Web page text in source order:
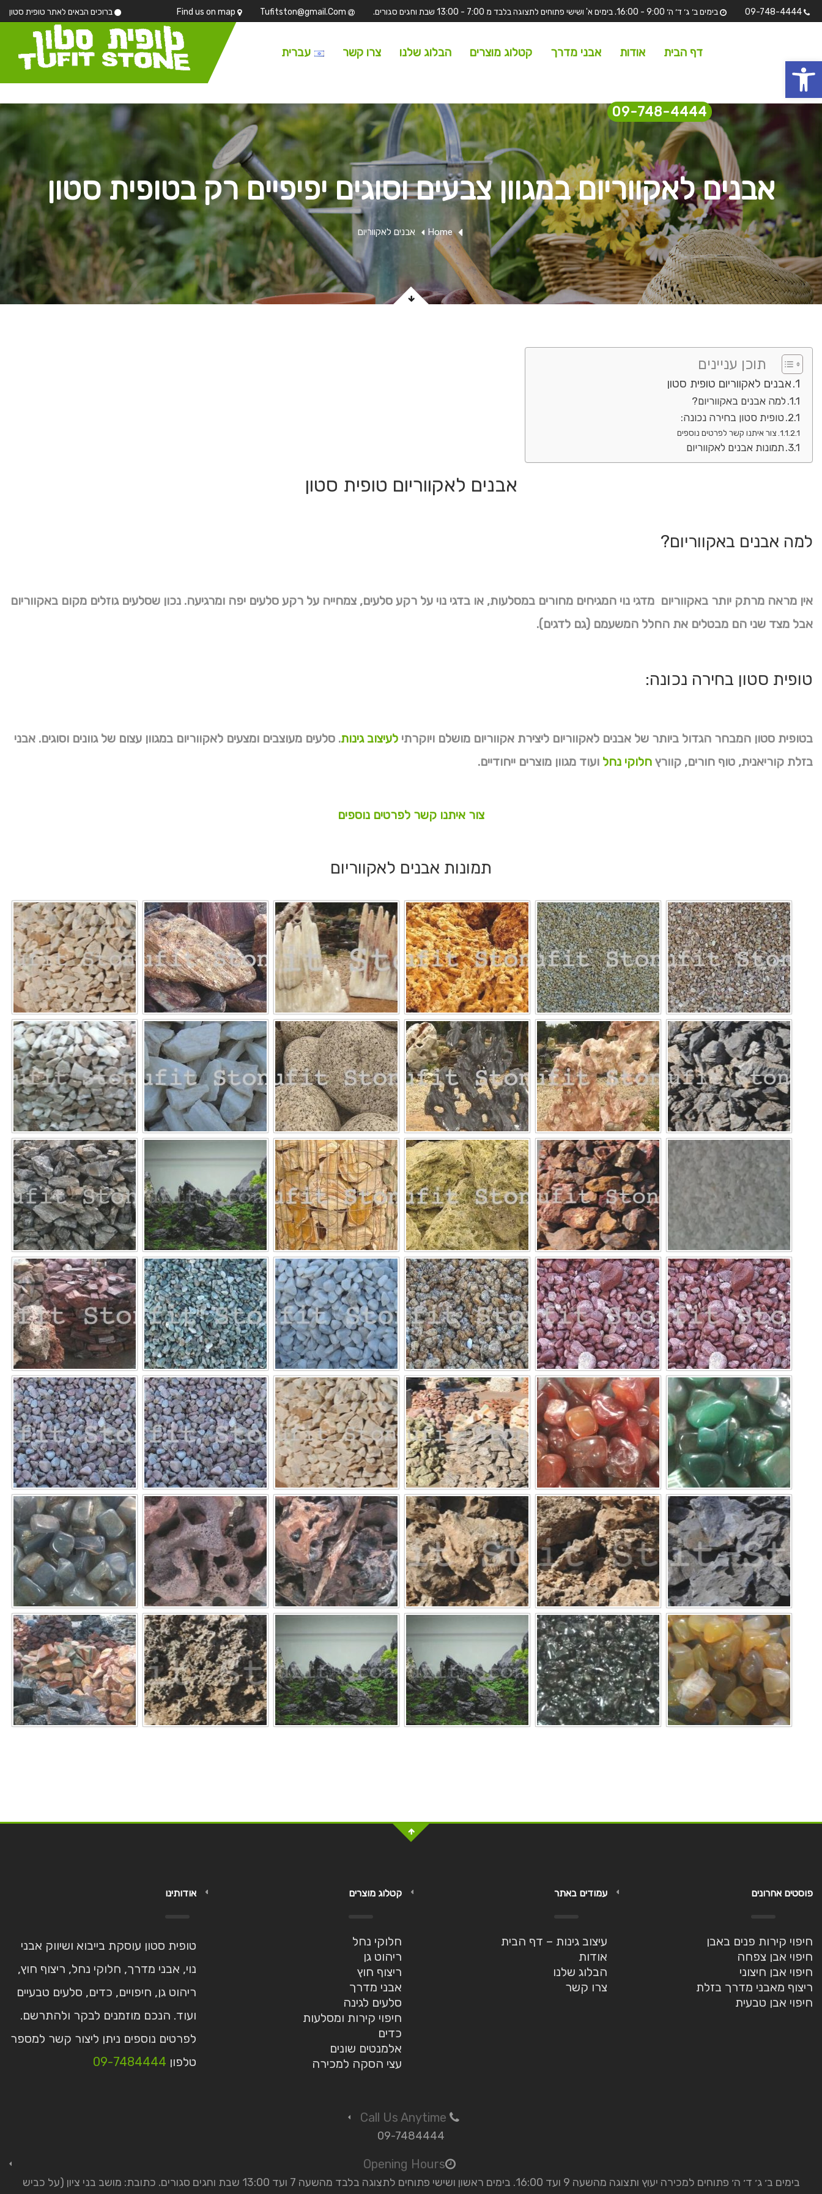
ברוכים הבאים לאתר טופית סטון בימים ב׳ ג׳ ד׳ ה׳ 9:00 - 16:00. בימים א' ושישי פתוחים לתצוגה בלבד מ 7:00 - 13:00 שבת וחגים סגורים.
דף הבית אודות אבני מדרך קטלוג מוצרים הבלוג שלנו צרו קשר עברית
09-748-4444
אבנים לאקווריום במגוון צבעים וסוגים יפיפיים רק בטופית סטון
Home אבנים לאקווריום
תוכן עניינים
אבנים לאקווריום טופית סטון
למה אבנים באקווריום?
טופית סטון בחירה נכונה:
צור איתנו קשר לפרטים נוספים
תמונות אבנים לאקווריום
אבנים לאקווריום טופית סטון
למה אבנים באקווריום?
אין מראה מרתק יותר באקווריום מדגי נוי המגיחים מחורים במסלעות, או בדגי נוי על רקע סלעים, צמחייה על רקע סלעים יפה ומרגיעה. נכון שסלעים גוזלים מקום באקווריום
אבל מצד שני הם מבטלים את החלל המשעמם (גם לדגים).
טופית סטון בחירה נכונה:
בטופית סטון המבחר הגדול ביותר של אבנים לאקווריום ליצירת אקווריום מושלם ויוקרתי לעיצוב גינות. סלעים מעוצבים ומצעים לאקווריום במגוון עצום של גוונים וסוגים. אבני
בזלת קוריאנית, טוף חורים, קוורץ חלוקי נחל ועוד מגוון מוצרים ייחודיים.
צור איתנו קשר לפרטים נוספים
תמונות אבנים לאקווריום
אודותינו
טופית סטון עוסקת בייבוא ושיווק אבני
נוי, אבני מדרך, חלוקי נחל, ריצוף חוץ,
ריהוט גן, חיפויים, כדים, סלעים טבעיים
ועוד. הנכם מוזמנים לבקר ולהתרשם.
לפרטים נוספים ניתן ליצור קשר למספר
טלפון 09-7484444
קטלוג מוצרים
חלוקי נחל
ריהוט גן
ריצוף חוץ
אבני מדרך
סלעים לגינה
חיפוי קירות ומסלעות
כדים
אלמנטים שונים
עצי הסקה למכירה
עמודים באתר
עיצוב גינות – דף הבית
אודות
הבלוג שלנו
צרו קשר
פוסטים אחרונים
חיפוי קירות פנים באבן
חיפוי אבן צפחה
חיפוי אבן חיצוני
ריצוף מאבני מדרך בזלת
חיפוי אבן טבעית
09-7484444
Opening Hours
בימים ב׳ ג׳ ד׳ ה׳ פתוחים למכירה יעוץ ותצוגה מהשעה 9 ועד 16:00. בימים ראשון ושישי פתוחים לתצוגה בלבד מהשעה 7 ועד 13:00 שבת וחגים סגורים. כתובת: מושב בני ציון (על כביש